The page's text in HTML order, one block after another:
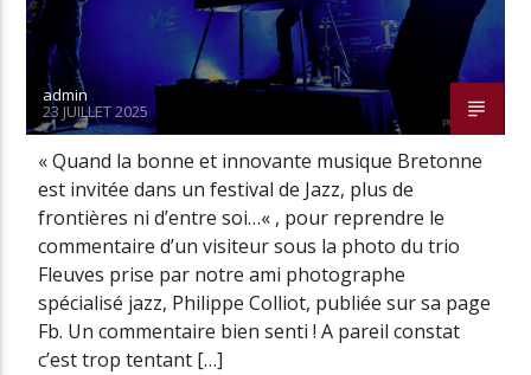
admin
23 JUILLET 2025
« Quand la bonne et innovante musique Bretonne
est invitée dans un festival de Jazz, plus de
frontières ni d’entre soi…« , pour reprendre le
commentaire d’un visiteur sous la photo du trio
Fleuves prise par notre ami photographe
spécialisé jazz, Philippe Colliot, publiée sur sa page
Fb. Un commentaire bien senti ! A pareil constat
c’est trop tentant […]